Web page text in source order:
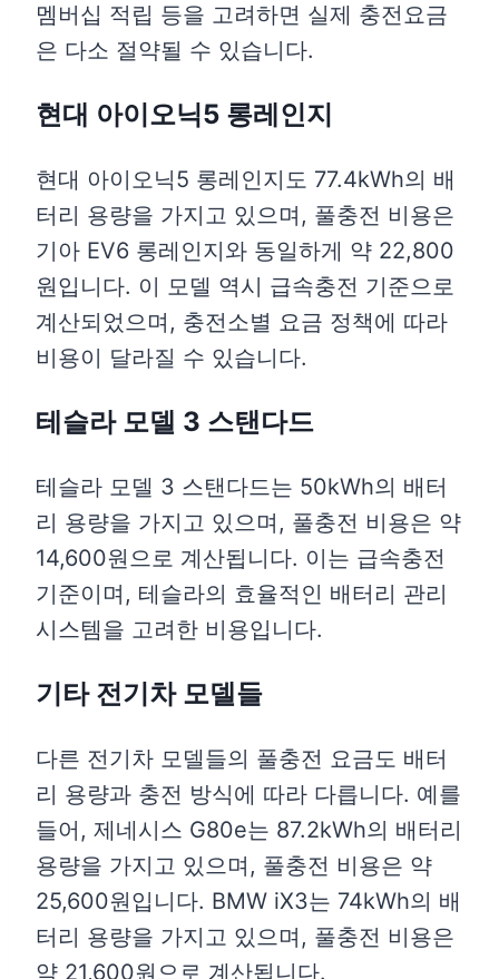
멤버십 적립 등을 고려하면 실제 충전요금
은 다소 절약될 수 있습니다.
현대 아이오닉5 롱레인지
현대 아이오닉5 롱레인지도 77.4kWh의 배
터리 용량을 가지고 있으며, 풀충전 비용은
기아 EV6 롱레인지와 동일하게 약 22,800
원입니다. 이 모델 역시 급속충전 기준으로
계산되었으며, 충전소별 요금 정책에 따라
비용이 달라질 수 있습니다.
테슬라 모델 3 스탠다드
테슬라 모델 3 스탠다드는 50kWh의 배터
리 용량을 가지고 있으며, 풀충전 비용은 약
14,600원으로 계산됩니다. 이는 급속충전
기준이며, 테슬라의 효율적인 배터리 관리
시스템을 고려한 비용입니다.
기타 전기차 모델들
다른 전기차 모델들의 풀충전 요금도 배터
리 용량과 충전 방식에 따라 다릅니다. 예를
들어, 제네시스 G80e는 87.2kWh의 배터리
용량을 가지고 있으며, 풀충전 비용은 약
25,600원입니다. BMW iX3는 74kWh의 배
터리 용량을 가지고 있으며, 풀충전 비용은
약 21,600원으로 계산됩니다.